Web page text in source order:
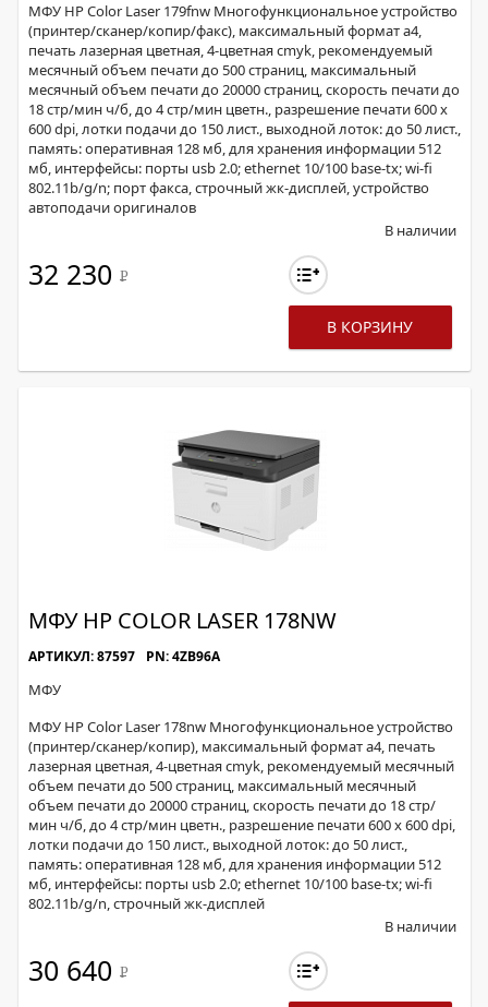
МФУ HP Color Laser 179fnw Многофункциональное устройство
(принтер/сканер/копир/факс), максимальный формат a4,
печать лазерная цветная, 4-цветная cmyk, рекомендуемый
месячный объем печати до 500 страниц, максимальный
месячный объем печати до 20000 страниц, скорость печати до
18 стр/мин ч/б, до 4 стр/мин цветн., разрешение печати 600 x
600 dpi, лотки подачи до 150 лист., выходной лоток: до 50 лист.,
память: оперативная 128 мб, для хранения информации 512
мб, интерфейсы: порты usb 2.0; ethernet 10/100 base-tx; wi-fi
802.11b/g/n; порт факса, строчный жк-дисплей, устройство
автоподачи оригиналов
В наличии
32 230 Р
В КОРЗИНУ
МФУ HP COLOR LASER 178NW
АРТИКУЛ: 87597 PN: 4ZB96A
МФУ
МФУ HP Color Laser 178nw Многофункциональное устройство
(принтер/сканер/копир), максимальный формат a4, печать
лазерная цветная, 4-цветная cmyk, рекомендуемый месячный
объем печати до 500 страниц, максимальный месячный
объем печати до 20000 страниц, скорость печати до 18 стр/
мин ч/б, до 4 стр/мин цветн., разрешение печати 600 x 600 dpi,
лотки подачи до 150 лист., выходной лоток: до 50 лист.,
память: оперативная 128 мб, для хранения информации 512
мб, интерфейсы: порты usb 2.0; ethernet 10/100 base-tx; wi-fi
802.11b/g/n, строчный жк-дисплей
В наличии
30 640 Р